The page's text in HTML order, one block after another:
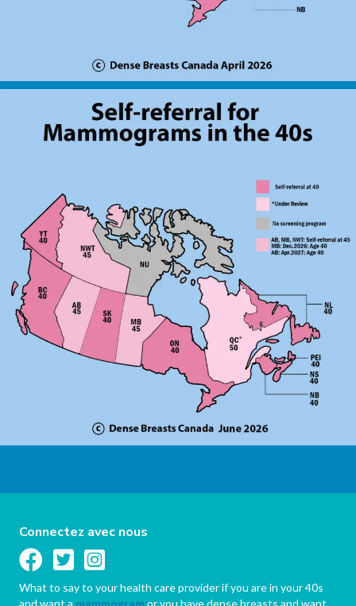
Connectez avec nous
What to say to your health care provider if you are in your 40s
and want a mammogram or you have dense breasts and want